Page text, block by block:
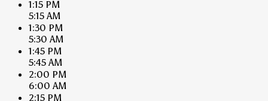
1:15 PM
5:15 AM
1:30 PM
5:30 AM
1:45 PM
5:45 AM
2:00 PM
6:00 AM
2:15 PM